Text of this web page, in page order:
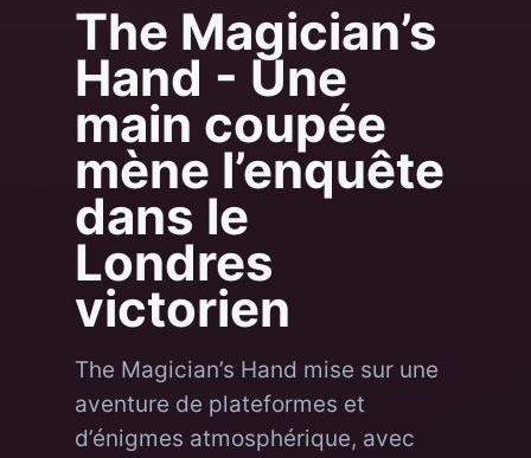
The Magician’s
Hand - Une
main coupée
mène l’enquête
dans le
Londres
victorien
The Magician’s Hand mise sur une
aventure de plateformes et
d’énigmes atmosphérique, avec